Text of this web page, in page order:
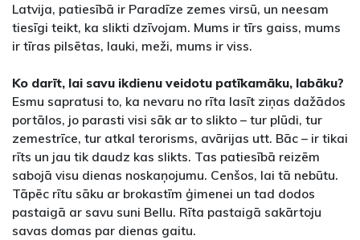
Latvija, patiesībā ir Paradīze zemes virsū, un neesam
tiesīgi teikt, ka slikti dzīvojam. Mums ir tīrs gaiss, mums
ir tīras pilsētas, lauki, meži, mums ir viss.
Ko darīt, lai savu ikdienu veidotu patīkamāku, labāku?
Esmu sapratusi to, ka nevaru no rīta lasīt ziņas dažādos
portālos, jo parasti visi sāk ar to slikto – tur plūdi, tur
zemestrīce, tur atkal terorisms, avārijas utt. Bāc – ir tikai
rīts un jau tik daudz kas slikts. Tas patiesībā reizēm
sabojā visu dienas noskaņojumu. Cenšos, lai tā nebūtu.
Tāpēc rītu sāku ar brokastīm ģimenei un tad dodos
pastaigā ar savu suni Bellu. Rīta pastaigā sakārtoju
savas domas par dienas gaitu.